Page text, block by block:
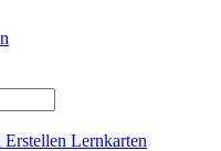
Erstellen Lernkarten